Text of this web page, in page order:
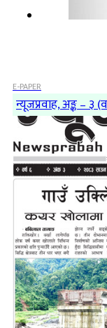
E-PAPER
न्यूजप्रवाह, अङ्क – ३